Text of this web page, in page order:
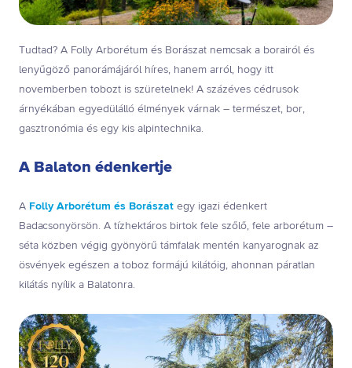
Tudtad? A Folly Arborétum és Borászat nemcsak a borairól és
lenyűgöző panorámájáról híres, hanem arról, hogy itt
novemberben tobozt is szüretelnek! A százéves cédrusok
árnyékában egyedülálló élmények várnak – természet, bor,
gasztronómia és egy kis alpintechnika.
A Balaton édenkertje
A Folly Arborétum és Borászat egy igazi édenkert
Badacsonyörsön. A tízhektáros birtok fele szőlő, fele arborétum –
séta közben végig gyönyörű támfalak mentén kanyarognak az
ösvények egészen a toboz formájú kilátóig, ahonnan páratlan
kilátás nyílik a Balatonra.